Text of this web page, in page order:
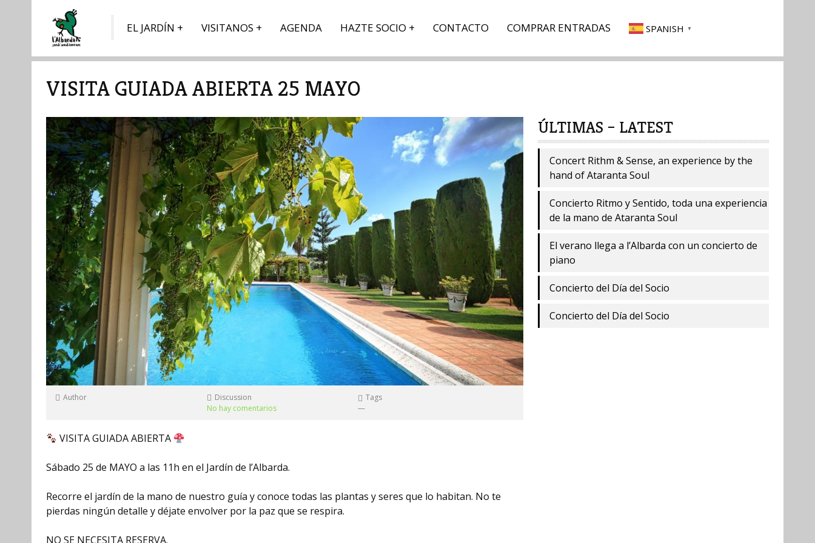
EL JARDÍN VISITANOS AGENDA HAZTE SOCIO CONTACTO COMPRAR ENTRADAS SPANISH ▼
VISITA GUIADA ABIERTA 25 MAYO
Author
Discussion
No hay comentarios
Tags
—
VISITA GUIADA ABIERTA
Sábado 25 de MAYO a las 11h en el Jardín de l’Albarda.
Recorre el jardín de la mano de nuestro guía y conoce todas las plantas y seres que lo habitan. No te
pierdas ningún detalle y déjate envolver por la paz que se respira.
NO SE NECESITA RESERVA.
ÚLTIMAS – LATEST
Concert Rithm & Sense, an experience by the
hand of Ataranta Soul
Concierto Ritmo y Sentido, toda una experiencia
de la mano de Ataranta Soul
El verano llega a l’Albarda con un concierto de
piano
Concierto del Día del Socio
Concierto del Día del Socio